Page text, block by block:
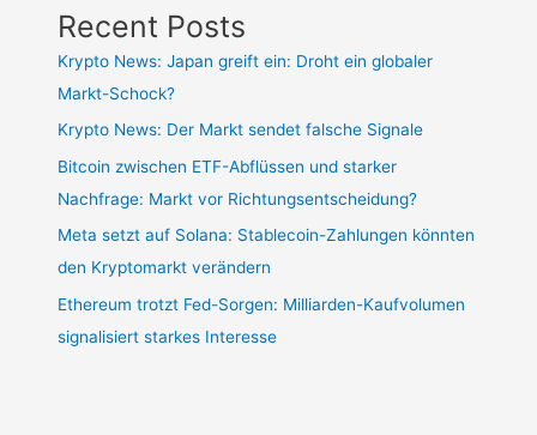
Recent Posts
Krypto News: Japan greift ein: Droht ein globaler
Markt-Schock?
Krypto News: Der Markt sendet falsche Signale
Bitcoin zwischen ETF-Abflüssen und starker
Nachfrage: Markt vor Richtungsentscheidung?
Meta setzt auf Solana: Stablecoin-Zahlungen könnten
den Kryptomarkt verändern
Ethereum trotzt Fed-Sorgen: Milliarden-Kaufvolumen
signalisiert starkes Interesse